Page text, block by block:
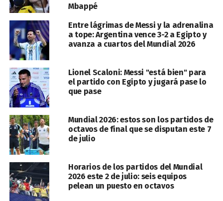
Mbappé
Entre lágrimas de Messi y la adrenalina
a tope: Argentina vence 3-2 a Egipto y
avanza a cuartos del Mundial 2026
Lionel Scaloni: Messi "está bien" para
el partido con Egipto y jugará pase lo
que pase
Mundial 2026: estos son los partidos de
octavos de final que se disputan este 7
de julio
Horarios de los partidos del Mundial
2026 este 2 de julio: seis equipos
pelean un puesto en octavos